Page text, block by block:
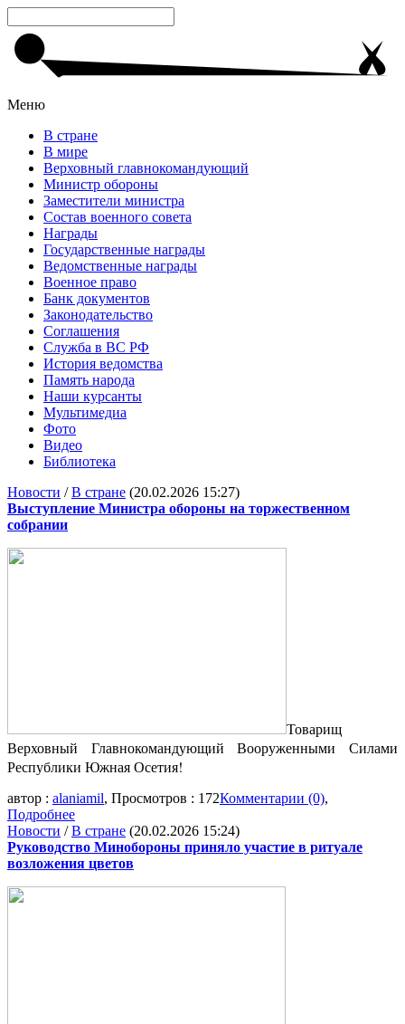
Меню
В стране
В мире
Верховный главнокомандующий
Министр обороны
Заместители министра
Состав военного совета
Награды
Государственные награды
Ведомственные награды
Военное право
Банк документов
Законодательство
Соглашения
Служба в ВС РФ
История ведомства
Память народа
Наши курсанты
Мультимедиа
Фото
Видео
Библиотека
Новости /В стране (20.02.2026 15:27)
Выступление Министра обороны на торжественном
собрании
Товарищ
Верховный Главнокомандующий Вооруженными Силами
Республики Южная Осетия!
автор : alaniamil, Просмотров : 172Комментарии (0),
Подробнее
Новости /В стране (20.02.2026 15:24)
Руководство Минобороны приняло участие в ритуале
возложения цветов